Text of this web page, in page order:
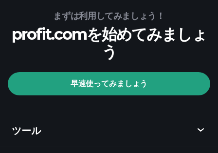
Playtradeトーナメント
AI駆動の毎日の市場分析
専門家によって選ばれたウォッ
まずは利用してみましょう！
profit.comを始めてみましょ
う
早速使ってみましょう
ツール